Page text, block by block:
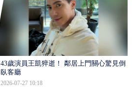
43歲演員王凱猝逝！ 鄰居上門關心驚見倒
臥客廳
2026-07-27 10:18